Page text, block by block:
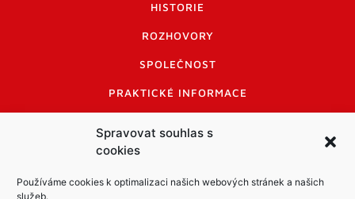
Spravovat souhlas s
cookies
Používáme cookies k optimalizaci našich webových stránek a našich
služeb.
HISTORIE
ROZHOVORY
SPOLEČNOST
PRAKTICKÉ INFORMACE
INFORMACE A KODEX DISKUTUJÍCÍCH
LOGO A LOGO MANUÁL